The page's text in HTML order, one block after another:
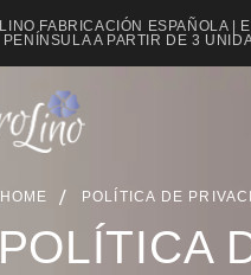
FABRICACIÓN ESPAÑOLA |
PENÍNSULA A PARTIR DE 3
HOME POLÍTICA DE
POLÍTICA